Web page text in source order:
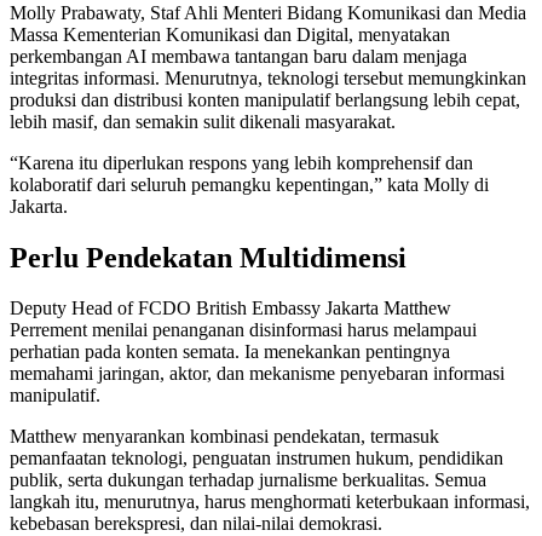
Molly Prabawaty, Staf Ahli Menteri Bidang Komunikasi dan Media
Massa Kementerian Komunikasi dan Digital, menyatakan
perkembangan AI membawa tantangan baru dalam menjaga
integritas informasi. Menurutnya, teknologi tersebut memungkinkan
produksi dan distribusi konten manipulatif berlangsung lebih cepat,
lebih masif, dan semakin sulit dikenali masyarakat.
“Karena itu diperlukan respons yang lebih komprehensif dan
kolaboratif dari seluruh pemangku kepentingan,” kata Molly di
Jakarta.
Perlu Pendekatan Multidimensi
Deputy Head of FCDO British Embassy Jakarta Matthew
Perrement menilai penanganan disinformasi harus melampaui
perhatian pada konten semata. Ia menekankan pentingnya
memahami jaringan, aktor, dan mekanisme penyebaran informasi
manipulatif.
Matthew menyarankan kombinasi pendekatan, termasuk
pemanfaatan teknologi, penguatan instrumen hukum, pendidikan
publik, serta dukungan terhadap jurnalisme berkualitas. Semua
langkah itu, menurutnya, harus menghormati keterbukaan informasi,
kebebasan berekspresi, dan nilai-nilai demokrasi.